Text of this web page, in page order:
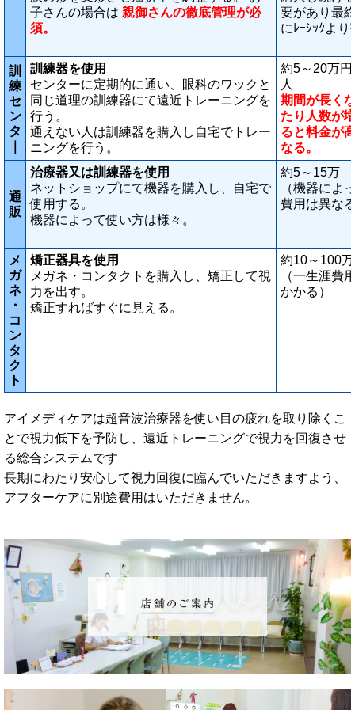
子さんの場合は 親御さんの徹底管理が必
須。
要があり最
にﾚｰｼｯｸより
訓
練
セ
ン
タ
訓練器を使用
センターに定期的に通い、眼科のワックと
同じ道理の訓練器にて遠近トレーニングを
行う。
通えない人は訓練器を購入し自宅でトレー
ニングを行う。
約5～20万
人
期間が長く
たり人数が
ると料金が
なる。
通
販
治療器又は訓練器を使用
ネットショップにて機器を購入し、自宅で
使用する。
機器によって使い方は様々。
約5～15万
（機器によ
費用は異な
メ
ガ
ネ
・
コ
ン
タ
ク
ト
矯正器具を使用
メガネ・コンタクトを購入し、矯正して視
力を出す。
矯正すればすぐに見える。
約10～100
（一生涯費
かかる）
アイメディケアは超音波治療器を使い目の疲れを取り除くこ
とで視力低下を予防し、遠近トレーニングで視力を回復させ
る総合システムです
長期にわたり安心して視力回復に臨んでいただきますよう、
アフターケアに別途費用はいただきません。